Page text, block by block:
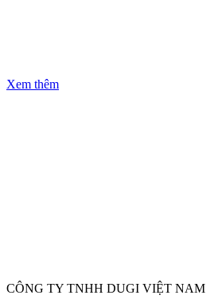
Xem thêm
CÔNG TY TNHH DUGI VIỆT NAM